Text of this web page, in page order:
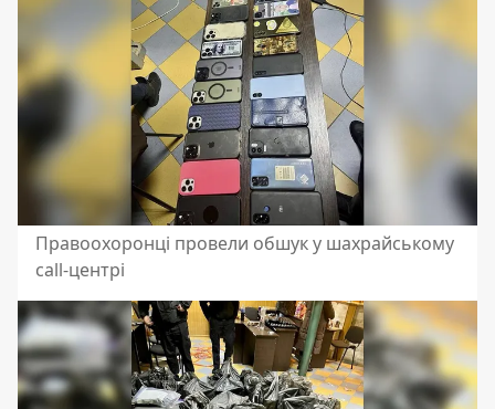
Правоохоронці провели обшук у шахрайському
call-центрі